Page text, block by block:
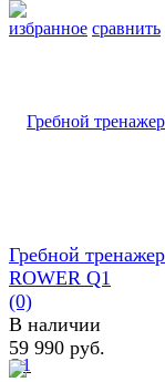
избранное сравнить
Гребной
ROWER Q1
(0)
В наличии
59 990 руб.